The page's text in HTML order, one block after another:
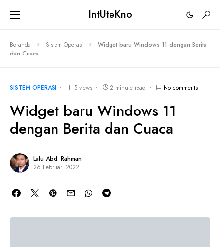
IntUteKno
Beranda Sistem Operasi
Widget baru Windows 11 dengan Berita
dan Cuaca
SISTEM OPERASI 5 views 2 minute read No comments
Widget baru Windows 11
dengan Berita dan Cuaca
Lalu Abd. Rahman
26 Februari 2022